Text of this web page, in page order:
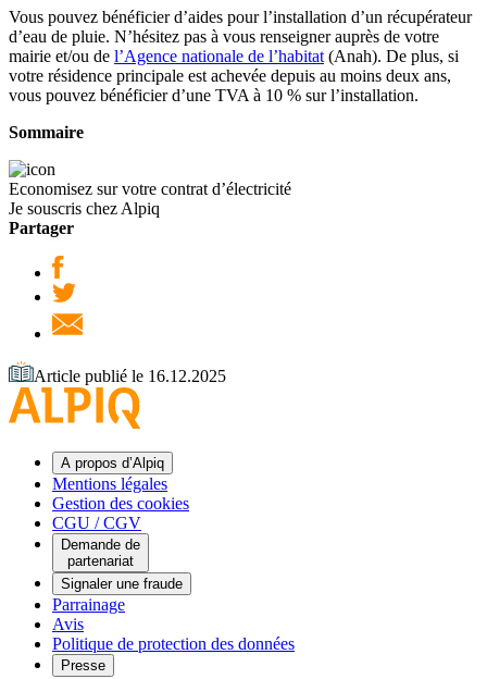
Vous pouvez bénéficier d’aides pour l’installation d’un récupérateur
d’eau de pluie. N’hésitez pas à vous renseigner auprès de votre
mairie et/ou de l’Agence nationale de l’habitat (Anah). De plus, si
votre résidence principale est achevée depuis au moins deux ans,
vous pouvez bénéficier d’une TVA à 10 % sur l’installation.
Sommaire
Economisez sur votre contrat d’électricité
Je souscris chez Alpiq
Partager
Article publié le 16.12.2025
A propos d’Alpiq
Mentions légales
Gestion des cookies
CGU / CGV
Demande de
partenariat
Signaler une fraude
Parrainage
Avis
Politique de protection des données
Presse